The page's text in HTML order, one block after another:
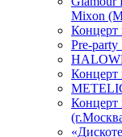
Mixon
Концерт
Pre-